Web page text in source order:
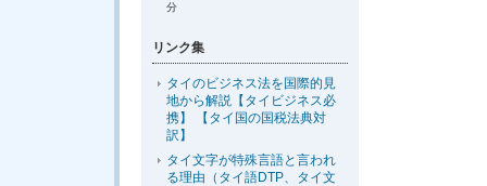
分
リンク集
タイのビジネス法を国際的見
地から解説【タイビジネス必
携】 【タイ国の国税法典対
訳】
タイ文字が特殊言語と言われ
る理由（タイ語DTP、タイ文